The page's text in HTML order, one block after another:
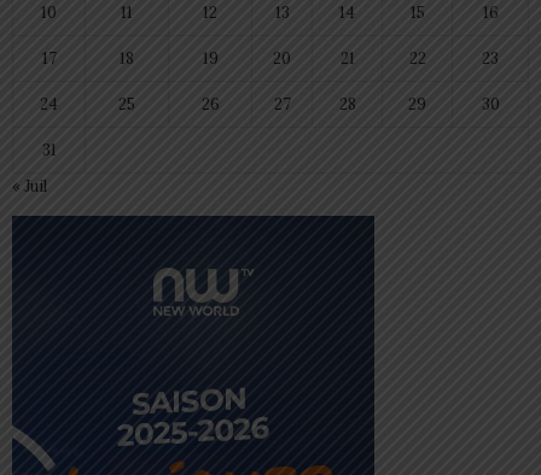
10 11 12 13 14 15 16
17 18 19 20 21 22 23
24 25 26 27 28 29 30
31
« Juil